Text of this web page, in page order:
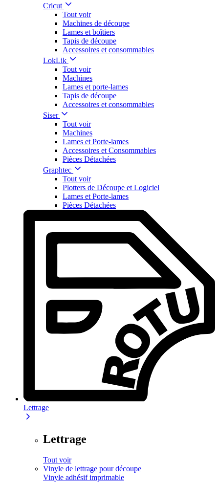
Cricut
Tout voir
Machines de découpe
Lames et boîtiers
Tapis de découpe
Accessoires et consommables
LokLik
Tout voir
Machines
Lames et porte-lames
Tapis de découpe
Accessoires et consommables
Siser
Tout voir
Machines
Lames et Porte-lames
Accessoires et Consommables
Pièces Détachées
Graphtec
Tout voir
Plotters de Découpe et Logiciel
Lames et Porte-lames
Pièces Détachées
Lettrage
Lettrage
Tout voir
Vinyle de lettrage pour découpe
Vinyle adhésif imprimable